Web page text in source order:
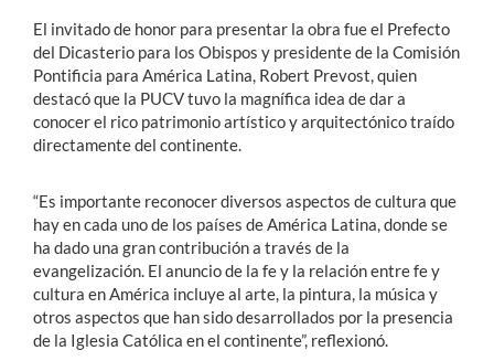
El invitado de honor para presentar la obra fue el Prefecto
del Dicasterio para los Obispos y presidente de la Comisión
Pontificia para América Latina, Robert Prevost, quien
destacó que la PUCV tuvo la magnífica idea de dar a
conocer el rico patrimonio artístico y arquitectónico traído
directamente del continente.
“Es importante reconocer diversos aspectos de cultura que
hay en cada uno de los países de América Latina, donde se
ha dado una gran contribución a través de la
evangelización. El anuncio de la fe y la relación entre fe y
cultura en América incluye al arte, la pintura, la música y
otros aspectos que han sido desarrollados por la presencia
de la Iglesia Católica en el continente”, reflexionó.